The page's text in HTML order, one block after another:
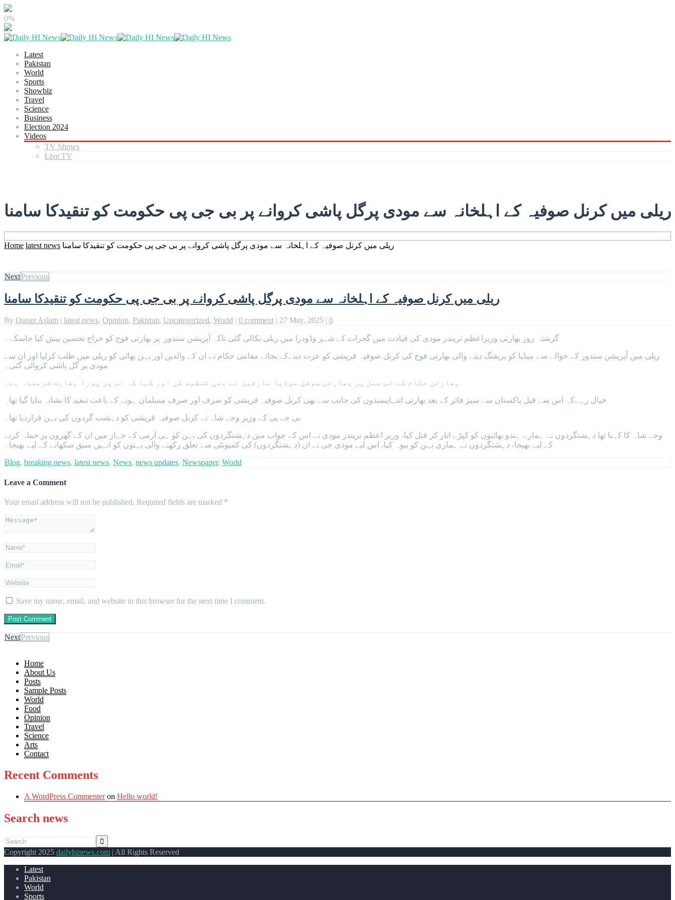
0%
Latest
Pakistan
World
Sports
Showbiz
Travel
Science
Business
Election 2024
Videos
TV Shows
Live TV
ریلی میں کرنل صوفیہ کے اہلخانہ سے مودی پرگل پاشی کروانے پر بی جی پی حکومت کو تنقیدکا سامنا
Home latest news ریلی میں کرنل صوفیہ کے اہلخانہ سے مودی پرگل پاشی کروانے پر بی جی پی حکومت کو تنقیدکا سامنا
NextPrevious
ریلی میں کرنل صوفیہ کے اہلخانہ سے مودی پرگل پاشی کروانے پر بی جی پی حکومت کو تنقیدکا سامنا
By Qaiser Aslam | latest news, Opinion, Pakistan, Uncategorized, World | 0 comment | 27 May, 2025 | 0
گزشتہ روز بھارتی وزیراعظم نریندر مودی کی قیادت میں گجرات کے شہر وڈودرا میں ریلی نکالی گئی تاکہ آپریشن سندور پر بھارتی فوج کو خراج تحسین پیش کیا جاسکے۔
ریلی میں آپریشن سندور کے حوالے سے میڈیا کو بریفنگ دینے والی بھارتی فوج کی کرنل صوفیہ قریشی کو عزت دینےکے بجائے مقامی حکام نے ان کے والدین اور بہن بھائی کو ریلی میں طلب کرلیا اور ان سے
مودی پر گل پاشی کروائی گئی۔
بھارتی حکام کے اس عمل پر بھارتی سوشل میڈیا صارفین نے بھی تنقید کی اور کہا کہ اس پر پورا بھارت شرمندہ ہے۔
خیال رہےکہ اس سے قبل پاکستان سے سیز فائر کے بعد بھارتی انتہاپسندوں کی جانب سے بھی کرنل صوفیہ قریشی کو صرف اور صرف مسلمان ہونے کے باعث تنقید کا نشانہ بنایا گیا تھا۔
بی جے پی کے وزیر وجے شاہ نے کرنل صوفیہ قریشی کو دہشت گردوں کی بہن قراردیا تھا۔
وجے شاہ کا کہنا تھا دہشتگردوں نے ہمارے ہندو بھائیوں کو کپڑے اتار کر قتل کیا، وزیر اعظم نریندر مودی نے اس کے جواب میں دہشتگردوں کی بہن کو ہی آرمی کے جہاز میں ان کے گھروں پر حملہ کرنے
کے لیے بھیجا، دہشتگردوں نے ہماری بہن کو بیوہ کیا، اس لیے مودی جی نے ان (دہشتگردوں) کی کمیونٹی سے تعلق رکھنے والی بہنوں کو انہیں سبق سکھانے کے لیے بھیجا۔
Blog, breaking news, latest news, News, news updates, Newspaper, World
Leave a Comment
Your email address will not be published. Required fields are marked *
Save my name, email, and website in this browser for the next time I comment.
NextPrevious
Home
About Us
Posts
Sample Posts
World
Food
Opinion
Travel
Science
Arts
Contact
Recent Comments
A WordPress Commenteron Hello world!
Search news
Copyright 2025 dailyhinews.com | All Rights Reserved
Latest
Pakistan
World
Sports